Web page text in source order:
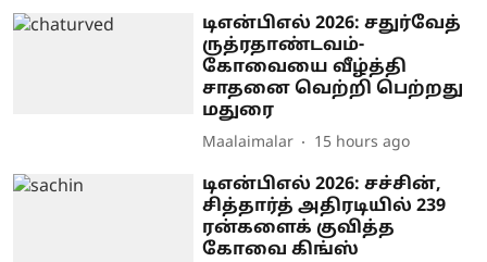
டிஎன்பிஎல் 2026: சதுர்வேத்
ருத்ரதாண்டவம்-
கோவையை வீழ்த்தி
சாதனை வெற்றி பெற்றது
மதுரை
Maalaimalar 15 hours ago
டிஎன்பிஎல் 2026: சச்சின்,
சித்தார்த் அதிரடியில் 239
ரன்களைக் குவித்த
கோவை கிங்ஸ்